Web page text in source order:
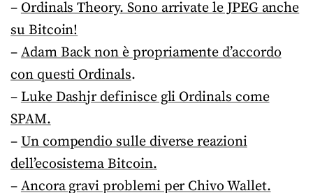
– Ordinals Theory. Sono arrivate le JPEG anche
su Bitcoin!
– Adam Back non è propriamente d’accordo
con questi Ordinals.
– Luke Dashjr definisce gli Ordinals come
SPAM.
– Un compendio sulle diverse reazioni
dell’ecosistema Bitcoin.
– Ancora gravi problemi per Chivo Wallet.